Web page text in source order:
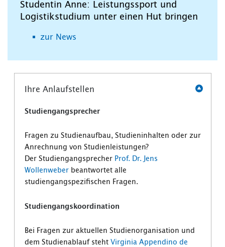
Studentin Anne: Leistungssport und
Logistikstudium unter einen Hut bringen
zur News
Ihre Anlaufstellen
Studiengangsprecher
Fragen zu Studienaufbau, Studieninhalten oder zur
Anrechnung von Studienleistungen?
Der Studiengangsprecher Prof. Dr. Jens
Wollenweberbeantwortet alle
studiengangspezifischen Fragen.
Studiengangskoordination
Bei Fragen zur aktuellen Studienorganisation und
dem Studienablauf steht Virginia Appendino de